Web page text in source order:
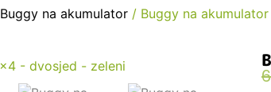
Buggy na akumulator / Buggy na